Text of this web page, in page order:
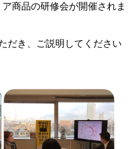
商品の研修会が開催されま
だき、ご説明してください